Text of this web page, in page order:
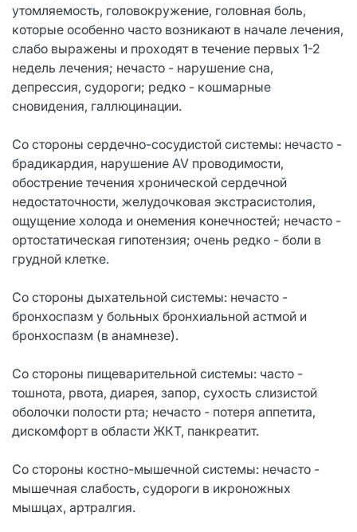
утомляемость, головокружение, головная боль,
которые особенно часто возникают в начале лечения,
слабо выражены и проходят в течение первых 1-2
недель лечения; нечасто - нарушение сна,
депрессия, судороги; редко - кошмарные
сновидения, галлюцинации.
Со стороны сердечно-сосудистой системы: нечасто -
брадикардия, нарушение AV проводимости,
обострение течения хронической сердечной
недостаточности, желудочковая экстрасистолия,
ощущение холода и онемения конечностей; нечасто -
ортостатическая гипотензия; очень редко - боли в
грудной клетке.
Со стороны дыхательной системы: нечасто -
бронхоспазм у больных бронхиальной астмой и
бронхоспазм (в анамнезе).
Со стороны пищеварительной системы: часто -
тошнота, рвота, диарея, запор, сухость слизистой
оболочки полости рта; нечасто - потеря аппетита,
дискомфорт в области ЖКТ, панкреатит.
Со стороны костно-мышечной системы: нечасто -
мышечная слабость, судороги в икроножных
мышцах, артралгия.